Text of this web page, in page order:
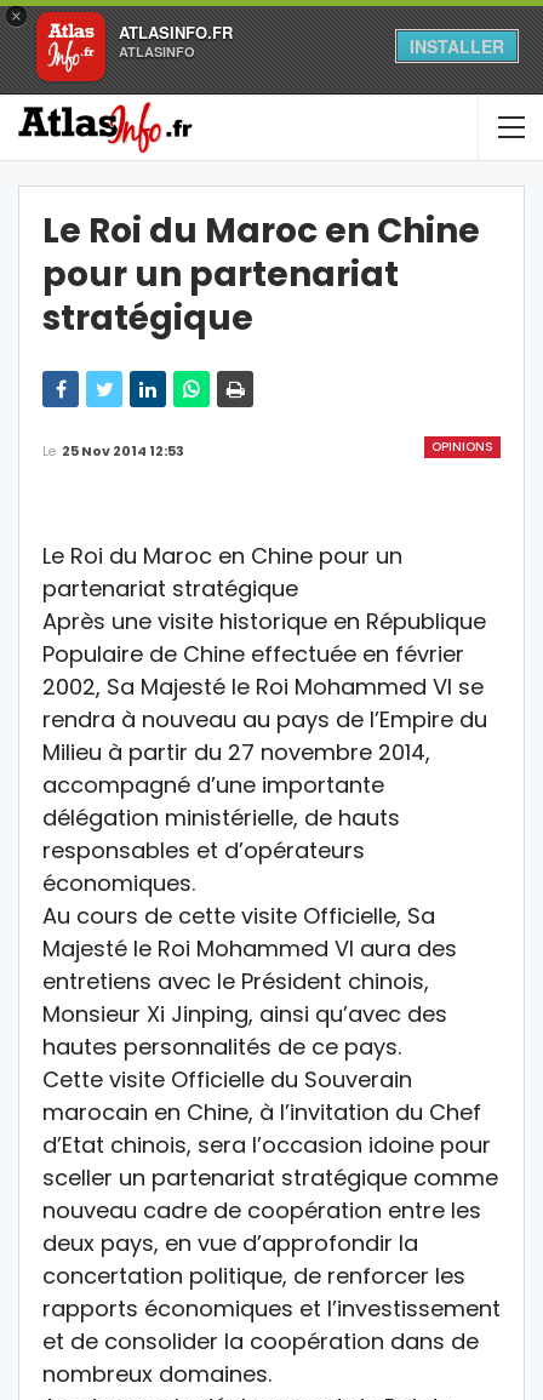
×
ATLASINFO.FR
ATLASINFO INSTALLER
Le Roi du Maroc en Chine
pour un partenariat
stratégique
OPINIONS
Le 25 Nov 2014 12:53
Le Roi du Maroc en Chine pour un
partenariat stratégique
Après une visite historique en République
Populaire de Chine effectuée en février
2002, Sa Majesté le Roi Mohammed VI se
rendra à nouveau au pays de l’Empire du
Milieu à partir du 27 novembre 2014,
accompagné d’une importante
délégation ministérielle, de hauts
responsables et d’opérateurs
économiques.
Au cours de cette visite Officielle, Sa
Majesté le Roi Mohammed VI aura des
entretiens avec le Président chinois,
Monsieur Xi Jinping, ainsi qu’avec des
hautes personnalités de ce pays.
Cette visite Officielle du Souverain
marocain en Chine, à l’invitation du Chef
d’Etat chinois, sera l’occasion idoine pour
sceller un partenariat stratégique comme
nouveau cadre de coopération entre les
deux pays, en vue d’approfondir la
concertation politique, de renforcer les
rapports économiques et l’investissement
et de consolider la coopération dans de
nombreux domaines.